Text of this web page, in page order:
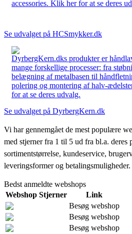
accessories. Klik her for at se deres
Se udvalget på HCSmykker.dk
DyrbergKern.dks produkter er
mange forskellige processer: fra
belægning af metalbasen til
polering og montering af halv-
for at se deres udvalg.
Se udvalget på DyrbergKern.dk
Vi har gennemgået de mest populære
med stjerner fra 1 til 5 ud fra bl.a. deres
sortimentstørrelse, kundeservice,
leveringsformer og betalingsmuligheder.
Bedst anmeldte webshops
Webshop Stjerner
Link
Besøg webshop
Besøg webshop
Besøg webshop